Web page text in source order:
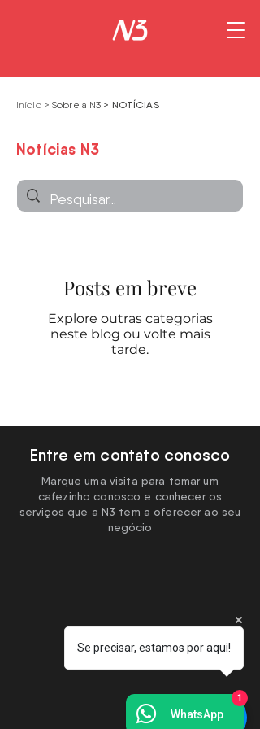
Início > Sobre a N3 > NOTÍCIAS
Notícias N3
Posts em breve
Explore outras categorias
neste blog ou volte mais
tarde.
Entre em contato conosco
Marque uma visita para tomar um
cafezinho conosco e conhecer os
serviços que a N3 tem a oferecer ao seu
negócio
Se precisar, estamos por aqui!
WhatsApp
1